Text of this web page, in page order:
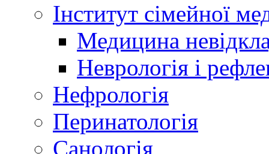
Інститут сімейної
Медицина
Неврологія і
Нефрологія
Перинатологія
Санологія